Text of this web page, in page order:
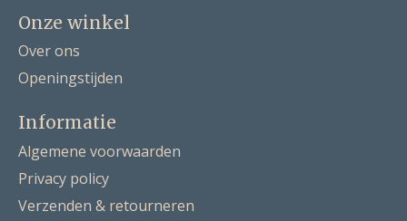
Onze winkel
Over ons
Openingstijden
Informatie
Algemene voorwaarden
Privacy policy
Verzenden & retourneren